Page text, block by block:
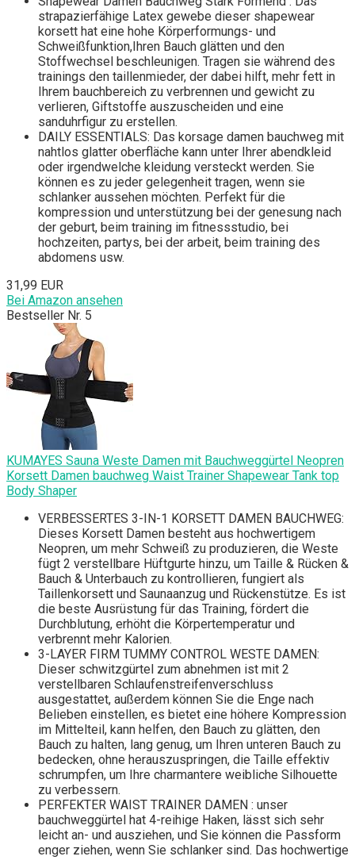
strapazierfähige Latex gewebe dieser shapewear
korsett hat eine hohe Körperformungs- und
Schweißfunktion,Ihren Bauch glätten und den
Stoffwechsel beschleunigen. Tragen sie während des
trainings den taillenmieder, der dabei hilft, mehr fett in
Ihrem bauchbereich zu verbrennen und gewicht zu
verlieren, Giftstoffe auszuscheiden und eine
sanduhrfigur zu erstellen.
DAILY ESSENTIALS: Das korsage damen bauchweg mit
nahtlos glatter oberfläche kann unter Ihrer abendkleid
oder irgendwelche kleidung versteckt werden. Sie
können es zu jeder gelegenheit tragen, wenn sie
schlanker aussehen möchten. Perfekt für die
kompression und unterstützung bei der genesung nach
der geburt, beim training im fitnessstudio, bei
hochzeiten, partys, bei der arbeit, beim training des
abdomens usw.
31,99 EUR
Bei Amazon ansehen
Bestseller Nr. 5
KUMAYES Sauna Weste Damen mit Bauchweggürtel Neopren
Korsett Damen bauchweg Waist Trainer Shapewear Tank top
Body Shaper
VERBESSERTES 3-IN-1 KORSETT DAMEN BAUCHWEG:
Dieses Korsett Damen besteht aus hochwertigem
Neopren, um mehr Schweiß zu produzieren, die Weste
fügt 2 verstellbare Hüftgurte hinzu, um Taille & Rücken &
Bauch & Unterbauch zu kontrollieren, fungiert als
Taillenkorsett und Saunaanzug und Rückenstütze. Es ist
die beste Ausrüstung für das Training, fördert die
Durchblutung, erhöht die Körpertemperatur und
verbrennt mehr Kalorien.
3-LAYER FIRM TUMMY CONTROL WESTE DAMEN:
Dieser schwitzgürtel zum abnehmen ist mit 2
verstellbaren Schlaufenstreifenverschluss
ausgestattet, außerdem können Sie die Enge nach
Belieben einstellen, es bietet eine höhere Kompression
im Mittelteil, kann helfen, den Bauch zu glätten, den
Bauch zu halten, lang genug, um Ihren unteren Bauch zu
bedecken, ohne herauszuspringen, die Taille effektiv
schrumpfen, um Ihre charmantere weibliche Silhouette
zu verbessern.
PERFEKTER WAIST TRAINER DAMEN : unser
bauchweggürtel hat 4-reihige Haken, lässt sich sehr
leicht an- und ausziehen, und Sie können die Passform
enger ziehen, wenn Sie schlanker sind. Das hochwertige